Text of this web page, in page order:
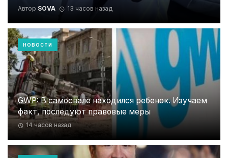
Автор SOVA 13 часов назад
GWP: В самосвале находился ребенок. Изучаем
факт, последуют правовые меры
14 часов назад
НОВОСТИ